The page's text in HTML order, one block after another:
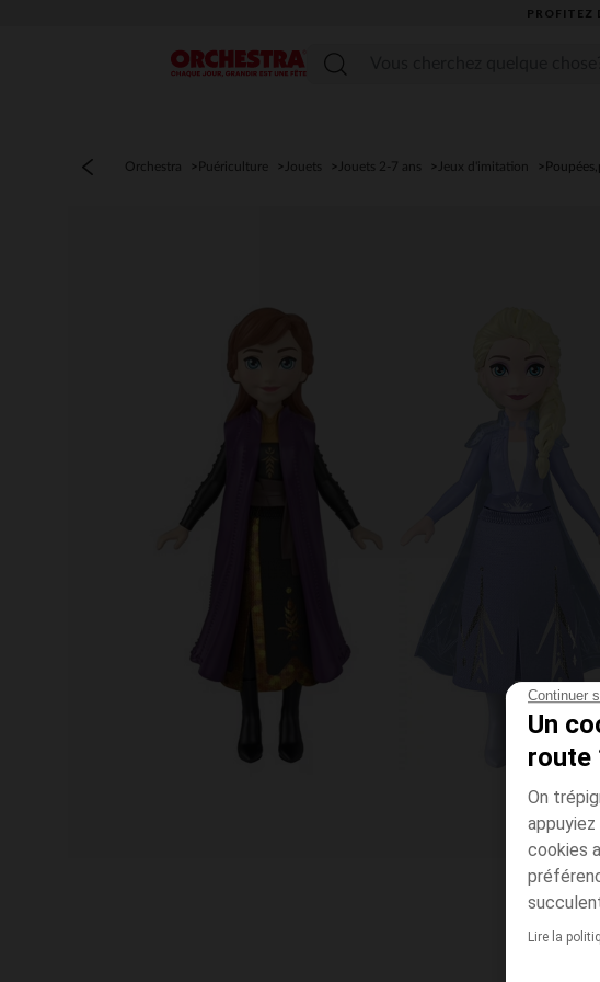
Continuer
Un
route
On
cookies
Lire la
PROFITEZ
Menu
Orchestra Puériculture Jouets Jouets 2-7 ans Jeux d'imitation